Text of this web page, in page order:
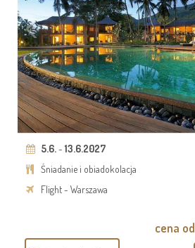
5.6.-13.6.2027
Śniadanie i obiadokolacja
Flight - Warszawa
cena od